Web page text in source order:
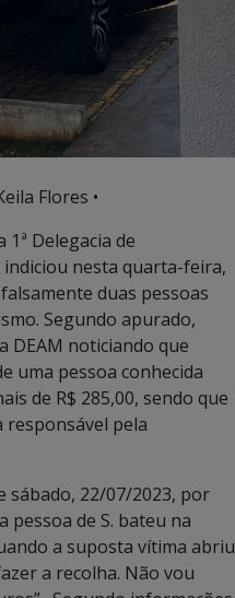
Flores •
Delegacia de
nesta quarta-feira,
duas pessoas
Segundo apurado,
DEAM noticiando que
uma pessoa conhecida
de R$ 285,00, sendo que
responsável pela
sábado, 22/07/2023, por
pessoa de S. bateu na
a suposta vítima abriu
a recolha. Não vou